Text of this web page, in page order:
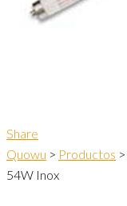
Share
Quowu > Productos >
54W Inox